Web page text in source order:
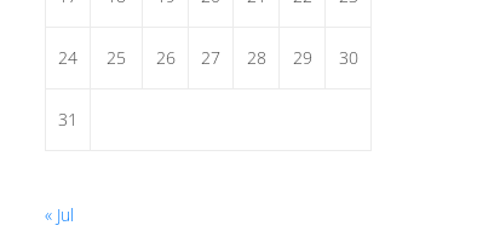
24 25 26 27 28 29 30
31
« Jul